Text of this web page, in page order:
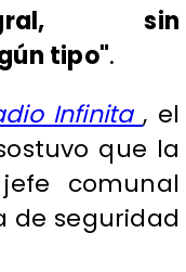
sin
tipo".
Infinita, el
que la
comunal
de seguridad